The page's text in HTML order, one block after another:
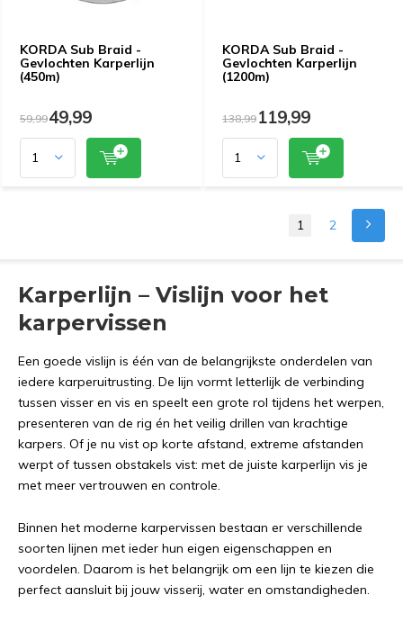
KORDA Sub Braid -
Gevlochten Karperlijn
(450m)
59,9949,99
KORDA Sub Braid -
Gevlochten Karperlijn
(1200m)
138,99119,99
1 2
Karperlijn – Vislijn voor het
karpervissen
Een goede vislijn is één van de belangrijkste onderdelen van
iedere karperuitrusting. De lijn vormt letterlijk de verbinding
tussen visser en vis en speelt een grote rol tijdens het werpen,
presenteren van de rig én het veilig drillen van krachtige
karpers. Of je nu vist op korte afstand, extreme afstanden
werpt of tussen obstakels vist: met de juiste karperlijn vis je
met meer vertrouwen en controle.
Binnen het moderne karpervissen bestaan er verschillende
soorten lijnen met ieder hun eigen eigenschappen en
voordelen. Daarom is het belangrijk om een lijn te kiezen die
perfect aansluit bij jouw visserij, water en omstandigheden.